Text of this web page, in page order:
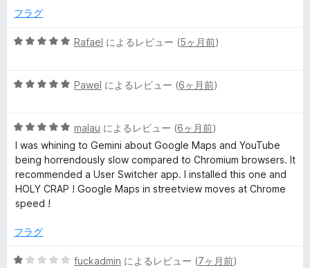
価
2
評
フラグ
5
中
評
価
Rafael によるレビュー (5ヶ月前)
5
中
5
の
評
価
Pawel によるレビュー (6ヶ月前)
5
段
階
中
5
の
価
malau によるレビュー (6ヶ月前)
I was whining to Gemini about Google Maps and YouTube
being horrendously slow compared to Chromium browsers. It
recommended a User Switcher app. I installed this one and
HOLY CRAP ! Google Maps in streetview moves at Chrome
speed !
フラグ
5
fuckadmin によるレビュー (7ヶ月前)